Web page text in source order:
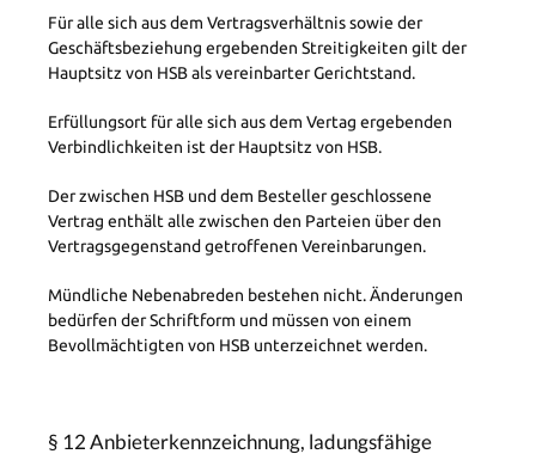
Für alle sich aus dem Vertragsverhältnis sowie der
Geschäftsbeziehung ergebenden Streitigkeiten gilt der
Hauptsitz von HSB als vereinbarter Gerichtstand.
Erfüllungsort für alle sich aus dem Vertag ergebenden
Verbindlichkeiten ist der Hauptsitz von HSB.
Der zwischen HSB und dem Besteller geschlossene
Vertrag enthält alle zwischen den Parteien über den
Vertragsgegenstand getroffenen Vereinbarungen.
Mündliche Nebenabreden bestehen nicht. Änderungen
bedürfen der Schriftform und müssen von einem
Bevollmächtigten von HSB unterzeichnet werden.
§ 12 Anbieterkennzeichnung, ladungsfähige